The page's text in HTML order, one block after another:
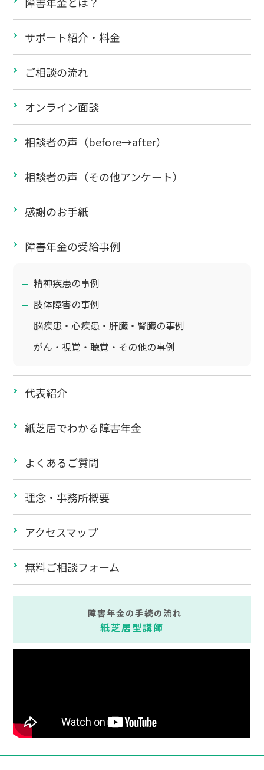
サポート紹介・料金
ご相談の流れ
オンライン面談
相談者の声（before→after）
相談者の声（その他アンケート）
感謝のお手紙
障害年金の受給事例
精神疾患の事例
肢体障害の事例
脳疾患・心疾患・肝臓・腎臓の事例
がん・視覚・聴覚・その他の事例
代表紹介
紙芝居でわかる障害年金
よくあるご質問
理念・事務所概要
アクセスマップ
無料ご相談フォーム
障害年金の手続の流れ
紙芝居型講師